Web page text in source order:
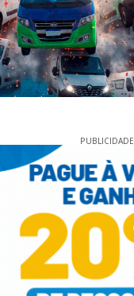
PUBLICIDADE